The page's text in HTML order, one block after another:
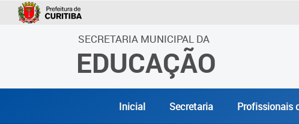
SECRETARIA MUNICIPAL DA
EDUCAÇÃO
Inicial Secretaria Profissionais